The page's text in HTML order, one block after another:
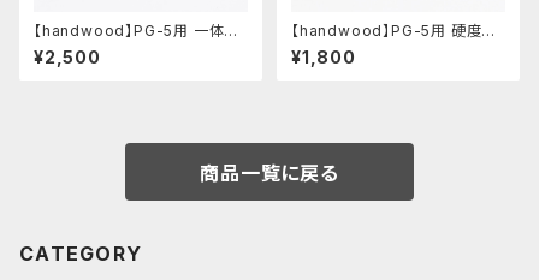
【handwood】PG-5用 一体型
ノック部カバー (グルーブ/ステン
レス)
¥2,500
【handwood】PG-5用 硬度表
示窓 (超超ジュラルミン/正方形)
¥1,800
商品一覧に戻る
CATEGORY